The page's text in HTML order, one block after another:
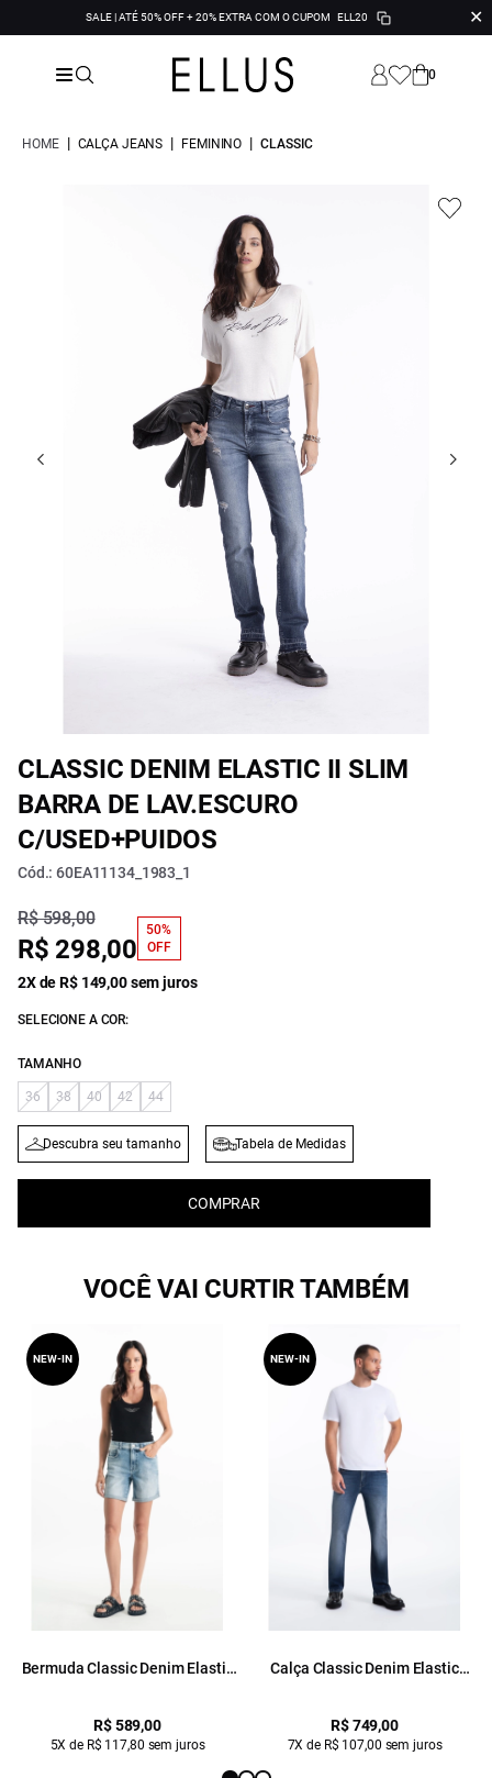
SALE | ATÉ 50% OFF + 20% EXTRA COM O CUPOM ELL20 ✕
0
HOME | CALÇA JEANS | FEMININO | CLASSIC
CLASSIC DENIM ELASTIC II SLIM
BARRA DE LAV.ESCURO
C/USED+PUIDOS
Cód.: 60EA11134_1983_1
R$ 598,00
R$ 298,00
50%
OFF
2X de R$ 149,00 sem juros
SELECIONE A COR:
TAMANHO
36 38 40 42 44
Descubra seu tamanho Tabela de Medidas
COMPRAR
VOCÊ VAI CURTIR TAMBÉM
Bermuda Classic Denim Elastic
R$ 589,00
5X de R$ 117,80 sem juros
NEW-IN
Calça Classic Denim Elastic
R$ 749,00
7X de R$ 107,00 sem juros
NEW-IN